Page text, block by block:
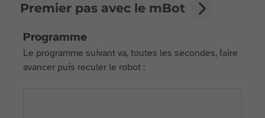
Premier pas avec le mBot
Programme
Le programme suivant va, toutes les secondes, faire
avancer puis reculer le robot :